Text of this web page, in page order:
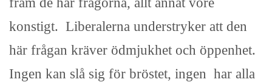
konstigt. Liberalerna understryker att den
här frågan kräver ödmjukhet och öppenhet.
Ingen kan slå sig för bröstet, ingen har alla